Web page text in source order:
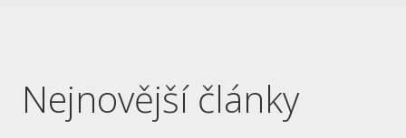
Nejnovější články